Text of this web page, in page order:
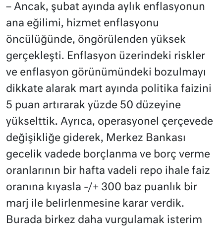
– Ancak, şubat ayında aylık enflasyonun
ana eğilimi, hizmet enflasyonu
öncülüğünde, öngörülenden yüksek
gerçekleşti. Enflasyon üzerindeki riskler
ve enflasyon görünümündeki bozulmayı
dikkate alarak mart ayında politika faizini
5 puan artırarak yüzde 50 düzeyine
yükselttik. Ayrıca, operasyonel çerçevede
değişikliğe giderek, Merkez Bankası
gecelik vadede borçlanma ve borç verme
oranlarının bir hafta vadeli repo ihale faiz
oranına kıyasla -/+ 300 baz puanlık bir
marj ile belirlenmesine karar verdik.
Burada birkez daha vurgulamak isterim